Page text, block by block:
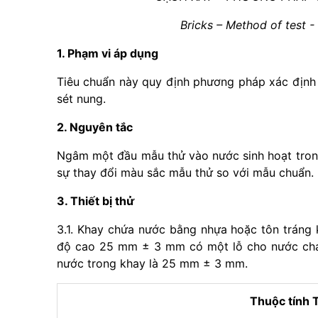
Bricks – Method of test
1. Phạm vi áp dụng
Tiêu chuẩn này quy định phương pháp xác
sét nung.
2. Nguyên tắc
Ngâm một đầu mẫu thử vào nước sinh hoạt
sự thay đổi màu sắc mẫu thử so với mẫu chuẩn.
3. Thiết bị thử
3.1. Khay chứa nước bằng nhựa hoặc tôn
độ cao 25 mm ± 3 mm có một lỗ cho nước
nước trong khay là 25 mm ± 3 mm.
Thuộc tính